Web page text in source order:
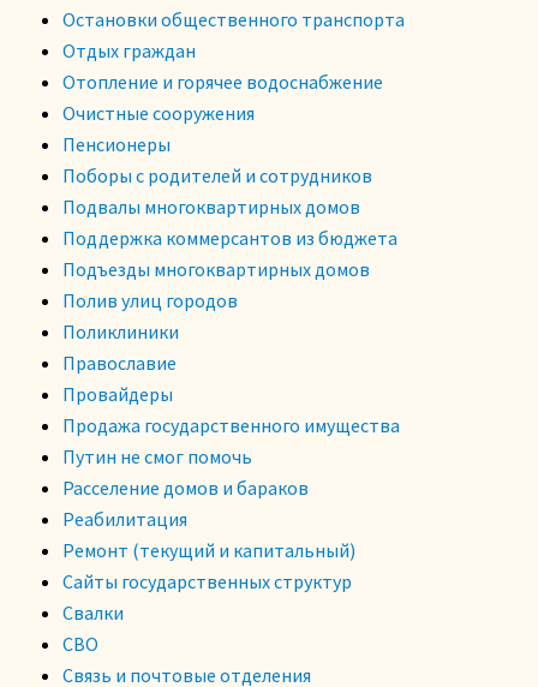
Остановки общественного транспорта
Отдых граждан
Отопление и горячее водоснабжение
Очистные сооружения
Пенсионеры
Поборы с родителей и сотрудников
Подвалы многоквартирных домов
Поддержка коммерсантов из бюджета
Подъезды многоквартирных домов
Полив улиц городов
Поликлиники
Православие
Провайдеры
Продажа государственного имущества
Путин не смог помочь
Расселение домов и бараков
Реабилитация
Ремонт (текущий и капитальный)
Сайты государственных структур
Свалки
СВО
Связь и почтовые отделения